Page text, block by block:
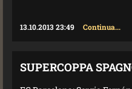
13.10.2013 23:49 Continua...
SUPERCOPPA